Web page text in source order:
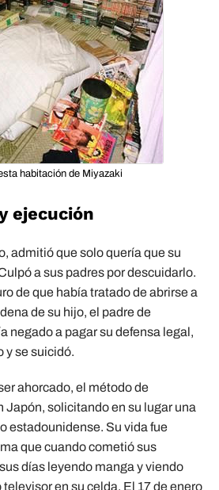
habitación de Miyazaki
ejecución
admitió que solo quería que su
a sus padres por descuidarlo.
de que había tratado de abrirse a
de su hijo, el padre de
negado a pagar su defensa legal,
y se suicidó.
ahorcado, el método de
Japón, solicitando en su lugar una
estadounidense. Su vida fue
que cuando cometió sus
días leyendo manga y viendo
en su celda. El 17 de enero